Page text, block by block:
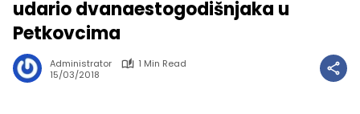
udario dvanaestogodišnjaka u
Petkovcima
Administrator
1 Min Read
15/03/2018